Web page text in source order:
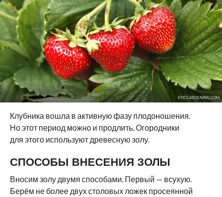
EPICGARDENING.COM
Клубника вошла в активную фазу плодоношения.
Но этот период можно и продлить. Огородники
для этого используют древесную золу.
СПОСОБЫ ВНЕСЕНИЯ ЗОЛЫ
Вносим золу двумя способами. Первый — всухую.
Берём не более двух столовых ложек просеянной